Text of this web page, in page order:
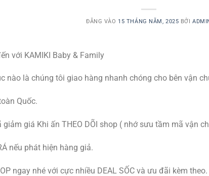
ĐĂNG VÀO 15 THÁNG NĂM, 2025 BỞI
với KAMIKI Baby & Family
nào là chúng tôi giao hàng nhanh chóng cho bên vận
Quốc.
giảm giá Khi ấn THEO DÕI shop ( nhớ sưu tầm mã vận
nếu phát hiện hàng giả.
ngay nhé với cực nhiều DEAL SỐC và ưu đãi kèm theo.